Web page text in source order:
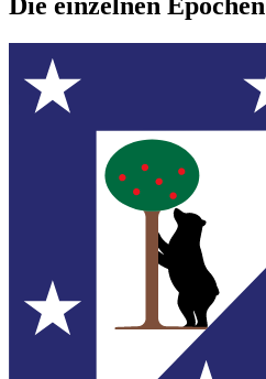
Die einzelnen Epochen